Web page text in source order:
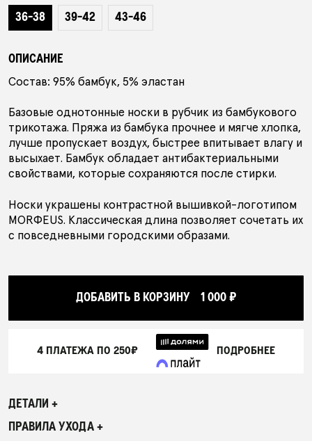
ПОДАРОЧНЫЙ СЕРТИФИКАТ
АУТЛЕТ
КОЛЛЕКЦИИ
ПОКУПАТЕЛЯМ В ПОДАРОК
КОНТАКТЫ
О БРЕНДЕ
РОССИЯ БЕЛАРУСЬ КАЗАХСТАН
36-38
39-42 43-46
ОПИСАНИЕ
Состав: 95% бамбук, 5% эластан
Базовые однотонные носки в рубчик из бамбукового
трикотажа. Пряжа из бамбука прочнее и мягче хлопка,
лучше пропускает воздух, быстрее впитывает влагу и
высыхает. Бамбук обладает антибактериальными
свойствами, которые сохраняются после стирки.
Носки украшены контрастной вышивкой-логотипом
MORФEUS. Классическая длина позволяет сочетать их
с повседневными городскими образами.
ДОБАВИТЬ В КОРЗИНУ 1 000 ₽
4 ПЛАТЕЖА ПО 250₽ ПОДРОБНЕЕ
ДЕТАЛИ +
ПРАВИЛА УХОДА +